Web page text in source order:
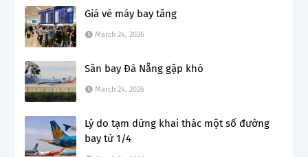
Giá vé máy bay tăng
March 24, 2026
Sân bay Đà Nẵng gặp khó
March 24, 2026
Lý do tạm dừng khai thác một số đường
bay từ 1/4